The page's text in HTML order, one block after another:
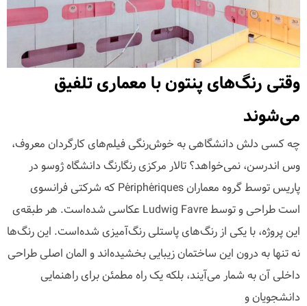
وقتی رنگ‌های پنتون با معماری تلفیق
می‌شوند
چه کسی دلش دانشگاهی به خوش‌رنگی فیلم‌های کارگردان معروف،
وس اندرسن، نمی‌خواهد؟ تالار مرکزی رنگارنگ دانشگاه ژوسو در
پاریس توسط گروه معماران Périphériques که شرکتی فرانسوی
است طراحی و توسط Ludwig Favre عکاسی شده‌است. هر طبقه‌ی
این پروژه، با یکی از رنگ‌های پاستلی رنگ‌آمیزی شده‌است. این رنگ‌ها
نه تنها به درون این ساختمان زیبایی بخشیده‌اند و المان اصلی طراحی
داخلی آن به شمار می‌آیند، بلکه یک راه مطمئن برای راهنمایی
دانشجویان و